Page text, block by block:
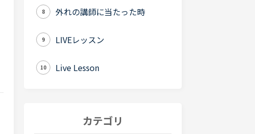
8 外れの講師に当たった時
9 LIVEレッスン
10 Live Lesson
カテゴリ